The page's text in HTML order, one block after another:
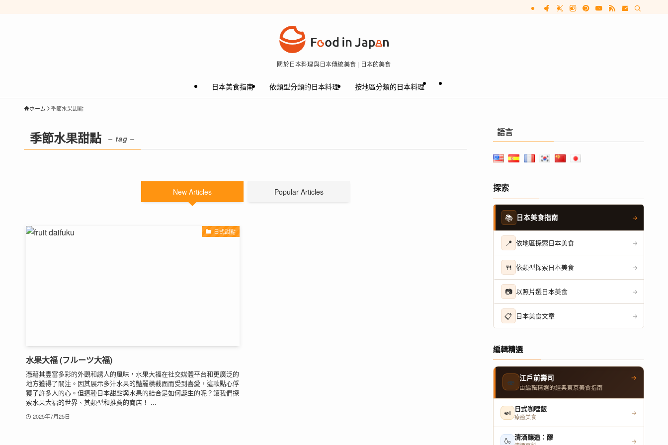
關於日本料理與日本傳統美食 | 日本的美食
日本美食指南 依類型分類的日本料理 按地區分類的日本料理
ホーム 季節水果甜點
季節水果甜點 – tag –
New Articles Popular Articles
日式甜點
水果大福 (フルーツ大福)
憑藉其豐富多彩的外觀和誘人的風味，水果大福在社交媒體平台和更廣泛的
地方獲得了關注。因其展示多汁水果的豔麗橫截面而受到喜愛，這款點心俘
獲了許多人的心。但這種日本甜點與水果的結合是如何誕生的呢？讓我們探
索水果大福的世界、其類型和推薦的商店！ ...
2025年7月25日
語言
探索
📚 日本美食指南 →
📍 依地區探索日本美食 →
🍴 依類型探索日本美食 →
📷 以照片選日本美食 →
📋 日本美食文章 →
編輯精選
🍣 江戶前壽司
由編輯精選的經典東京美食指南
→
🍛 日式咖哩飯
療癒美食
→
🍶 清酒釀造：醪 →